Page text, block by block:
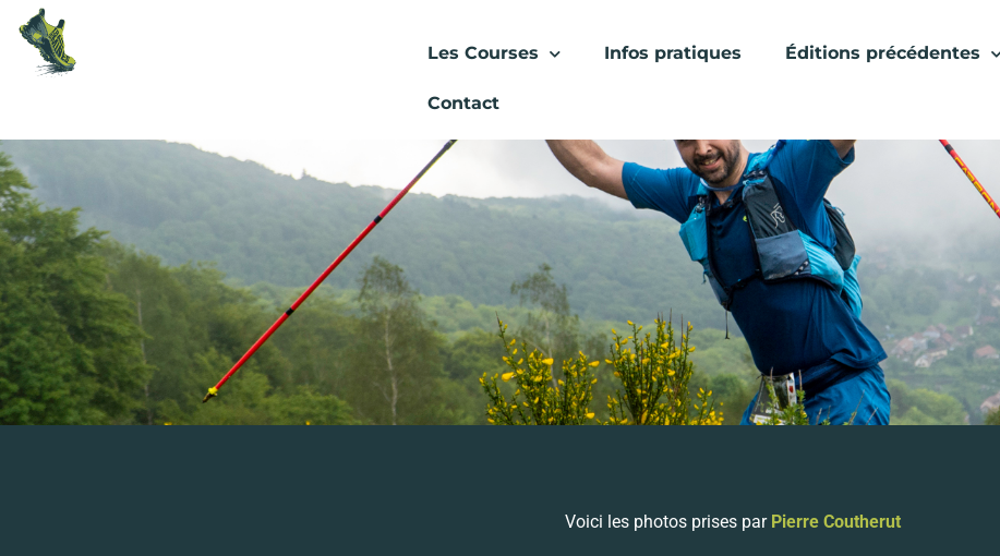
Les Courses Infos pratiques Éditions précédentes
Contact
Voici les photos prises par Pierre Coutherut